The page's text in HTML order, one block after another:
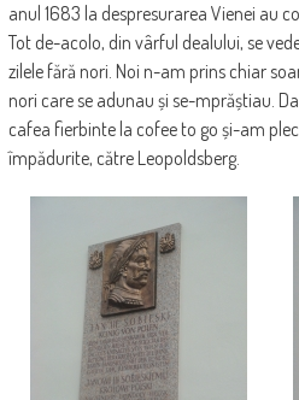
anul 1683 la despresurarea Vienei au
Tot de-acolo, din vârful dealului, se
zilele fără nori. Noi n-am prins chiar
nori care se adunau și se-mprăștiau.
cafea fierbinte la cofee to go și-am
împădurite, către Leopoldsberg.